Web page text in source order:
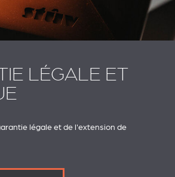
LÉGALE ET
légale et de l'extension de